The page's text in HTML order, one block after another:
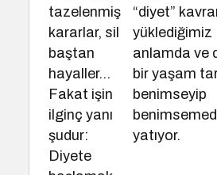
tazelenmiş
kararlar, sil
baştan
hayaller…
Fakat işin
ilginç yanı
şudur:
Diyete
“diyet”
yüklediğimiz
anlamda ve
bir yaşam
benimseyip
yatıyor.